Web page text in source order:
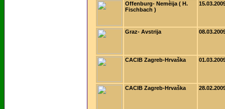
Offenburg- Nemèija ( H.
Fischbach )
Graz- Avstrija
CACIB Zagreb-Hrvaška
CACIB Zagreb-Hrvaška